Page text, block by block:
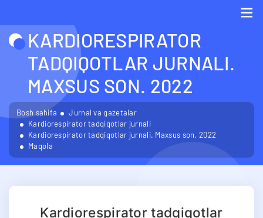
KARDIORESPIRATOR
TADQIQOTLAR JURNALI.
MAXSUS SON. 2022
Bosh sahifa
Jurnal va gazetalar
Kardiorespirator tadqiqotlar jurnali
Kardiorespirator tadqiqotlar jurnali. Maxsus son. 2022
Maqola
Kardiorespirator tadqiqotlar